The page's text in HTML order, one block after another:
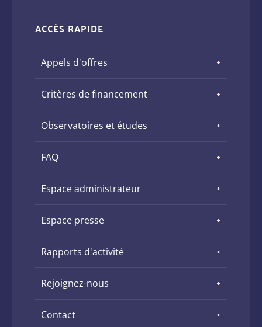
ACCÈS RAPIDE
Appels d'offres
Critères de financement
Observatoires et études
FAQ
Espace administrateur
Espace presse
Rapports d'activité
Rejoignez-nous
Contact